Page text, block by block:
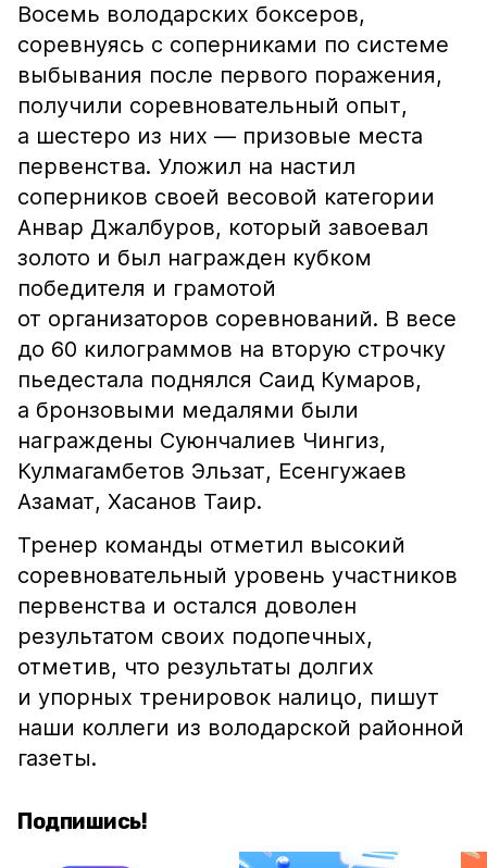
Восемь володарских боксеров,
соревнуясь с соперниками по системе
выбывания после первого поражения,
получили соревновательный опыт,
а шестеро из них — призовые места
первенства. Уложил на настил
соперников своей весовой категории
Анвар Джалбуров, который завоевал
золото и был награжден кубком
победителя и грамотой
от организаторов соревнований. В весе
до 60 килограммов на вторую строчку
пьедестала поднялся Саид Кумаров,
а бронзовыми медалями были
награждены Суюнчалиев Чингиз,
Кулмагамбетов Эльзат, Есенгужаев
Азамат, Хасанов Таир.
Тренер команды отметил высокий
соревновательный уровень участников
первенства и остался доволен
результатом своих подопечных,
отметив, что результаты долгих
и упорных тренировок налицо, пишут
наши коллеги из володарской районной
газеты.
Подпишись!